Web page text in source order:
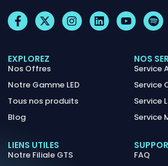
EXPLOREZ
Nos Offres
Notre Gamme LED
Tous nos produits
Blog
NOS
Service
Service
Service
Service
LIENS UTILES
Notre Filiale GTS
FAQ